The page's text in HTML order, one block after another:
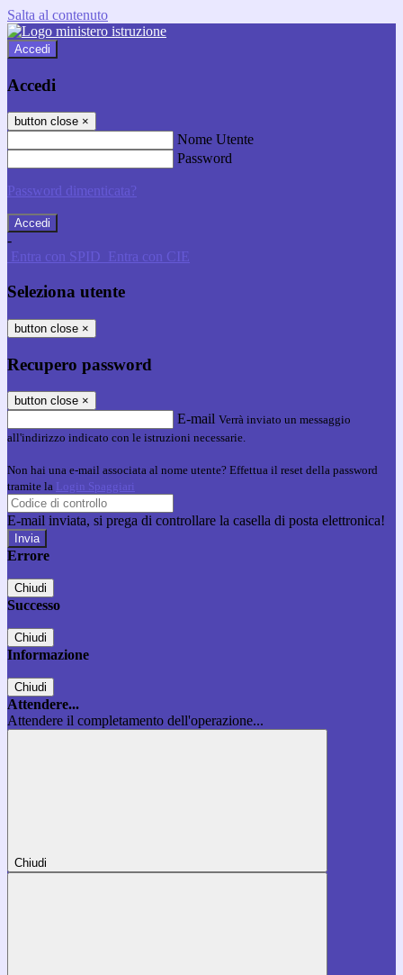
Salta al contenuto
Accedi
Accedi
button close ×
Nome Utente
Password
Password dimenticata?
-
Entra con SPID Entra con CIE
Seleziona utente
button close ×
Recupero password
button close ×
E-mail Verrà inviato un messaggio
all'indirizzo indicato con le istruzioni necessarie.
Non hai una e-mail associata al nome utente? Effettua il reset della password
tramite la Login Spaggiari
E-mail inviata, si prega di controllare la casella di posta elettronica!
Errore
Chiudi
Successo
Chiudi
Informazione
Chiudi
Attendere...
Attendere il completamento dell'operazione...
Chiudi